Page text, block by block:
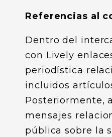
Referencias al
Dentro del
con Lively
periodística
incluidos
Posteriormente,
mensajes
pública sobre la